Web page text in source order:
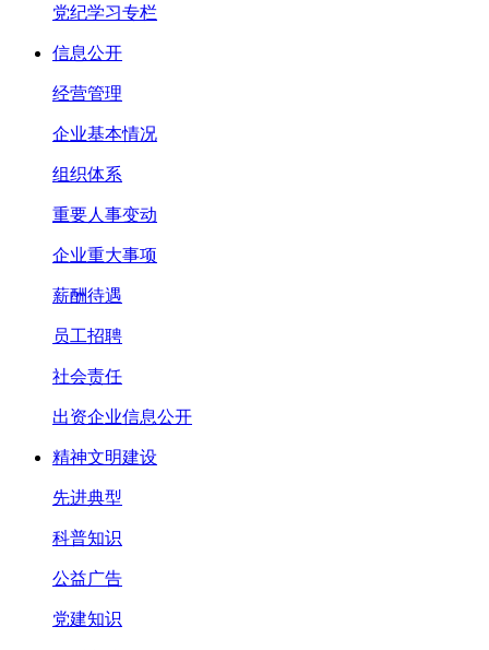
党纪学习专栏
信息公开
经营管理
企业基本情况
组织体系
重要人事变动
企业重大事项
薪酬待遇
员工招聘
社会责任
出资企业信息公开
精神文明建设
先进典型
科普知识
公益广告
党建知识